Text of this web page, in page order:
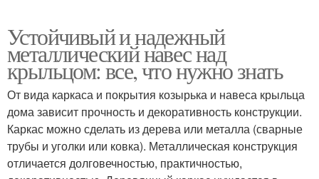
Устойчивый и надежный
металлический навес над
крыльцом: все, что нужно знать
От вида каркаса и покрытия козырька и навеса крыльца
дома зависит прочность и декоративность конструкции.
Каркас можно сделать из дерева или металла (сварные
трубы и уголки или ковка). Металлическая конструкция
отличается долговечностью, практичностью,